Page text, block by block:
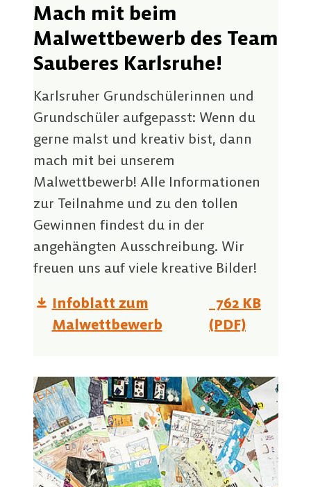
Mach mit beim
Malwettbewerb des Team
Sauberes Karlsruhe!
Karlsruher Grundschülerinnen und
Grundschüler aufgepasst: Wenn du
gerne malst und kreativ bist, dann
mach mit bei unserem
Malwettbewerb! Alle Informationen
zur Teilnahme und zu den tollen
Gewinnen findest du in der
angehängten Ausschreibung. Wir
freuen uns auf viele kreative Bilder!
Infoblatt zum
Malwettbewerb
762 KB
(PDF)